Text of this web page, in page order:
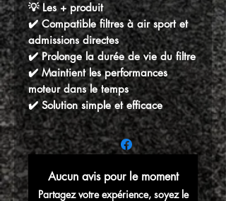
💡 Les + produit
✔️ Compatible filtres à air sport et
admissions directes
✔️ Prolonge la durée de vie du filtre
✔️ Maintient les performances
moteur dans le temps
✔️ Solution simple et efficace
Aucun avis pour le moment
Partagez votre expérience, soyez le